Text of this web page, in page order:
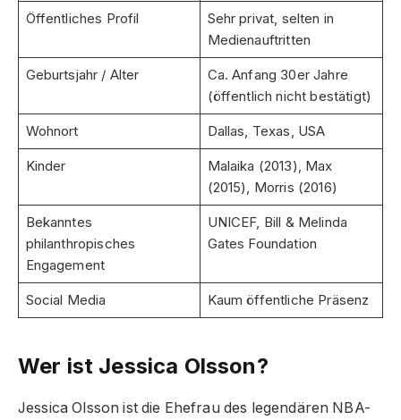
Öffentliches Profil
Sehr privat, selten in
Medienauftritten
Geburtsjahr / Alter
Ca. Anfang 30er Jahre
(öffentlich nicht bestätigt)
Wohnort Dallas, Texas, USA
Kinder
Malaika (2013), Max
(2015), Morris (2016)
Bekanntes
philanthropisches
Engagement
UNICEF, Bill & Melinda
Gates Foundation
Social Media Kaum öffentliche Präsenz
Wer ist Jessica Olsson?
Jessica Olsson ist die Ehefrau des legendären NBA-